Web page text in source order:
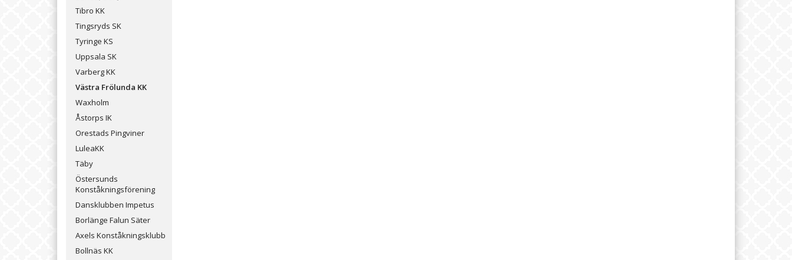
Tibro KK
Tingsryds SK
Tyringe KS
Uppsala SK
Varberg KK
Västra Frölunda KK
Waxholm
Åstorps IK
Orestads Pingviner
LuleaKK
Täby
Östersunds
Konståkningsförening
Dansklubben Impetus
Borlänge Falun Säter
Axels Konståkningsklubb
Bollnäs KK